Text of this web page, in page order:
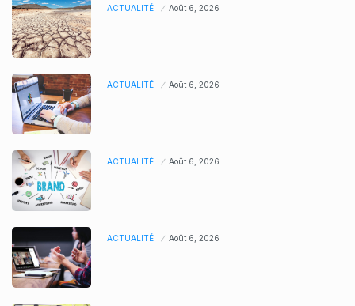
ACTUALITÉ Août 6, 2026
ACTUALITÉ Août 6, 2026
ACTUALITÉ Août 6, 2026
ACTUALITÉ Août 6, 2026